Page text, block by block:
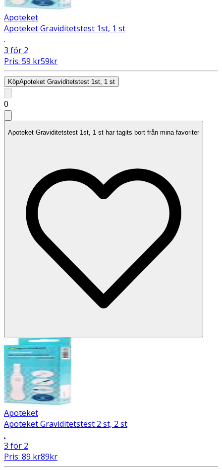
Apoteket
Apoteket Graviditetstest 1st, 1 st
.
3 för 2
Pris: 59 kr59kr
KöpApoteket Graviditetstest 1st, 1 st
0
Apoteket Graviditetstest 1st, 1 st har tagits bort från mina favoriter
Apoteket
Apoteket Graviditetstest 2 st, 2 st
.
3 för 2
Pris: 89 kr89kr